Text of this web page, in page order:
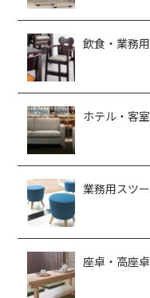
飲食・業務
ホテル・客
業務用スツ
座卓・高座卓